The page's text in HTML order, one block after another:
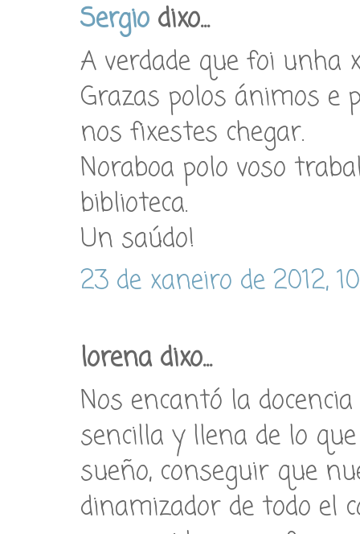
Sergio dixo...
A verdade que foi unha
Grazas polos ánimos e
nos fixestes chegar.
Noraboa polo voso
biblioteca.
Un saúdo!
23 de xaneiro de 2012,
lorena dixo...
Nos encantó la
sencilla y llena de lo
sueño, conseguir que
dinamizador de todo el